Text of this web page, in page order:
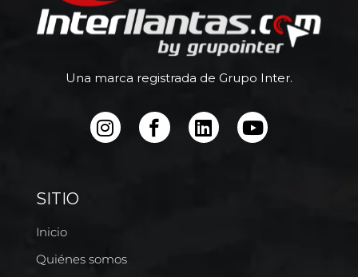
Una marca registrada de Grupo Inter.
SITIO
Inicio
Quiénes somos